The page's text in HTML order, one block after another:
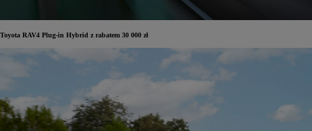
Toyota RAV4 Plug-in Hybrid z rabatem 30 000 zł